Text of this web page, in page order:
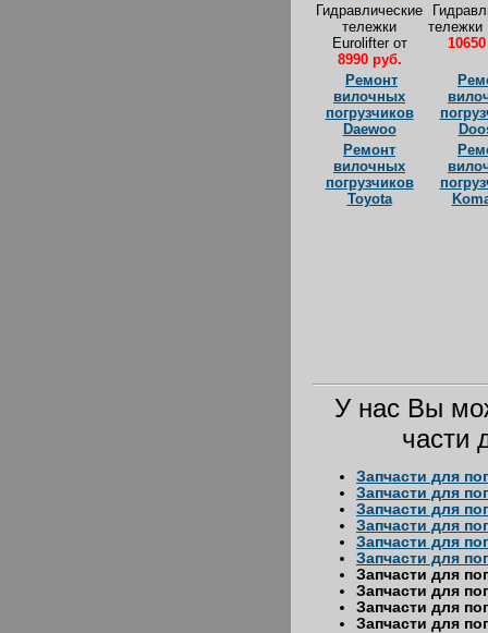
Гидравлические
тележки
Eurolifter от
8990 руб.
тележки
Ремонт
вилочных
погрузчиков
Daewoo
Ремонт
вилочных
погрузчиков
Toyota
У нас Вы
части
Запчасти для
Запчасти для
Запчасти для
Запчасти для
Запчасти для
Запчасти для
Запчасти для
Запчасти для
Запчасти для
Запчасти для